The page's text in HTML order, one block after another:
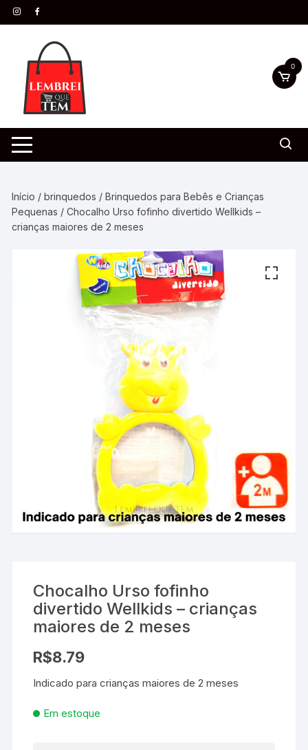
0
Início /brinquedos /Brinquedos para Bebês e Crianças
Pequenas / Chocalho Urso fofinho divertido Wellkids –
crianças maiores de 2 meses
Chocalho Urso fofinho
divertido Wellkids – crianças
maiores de 2 meses
R$8.79
Indicado para crianças maiores de 2 meses
Em estoque